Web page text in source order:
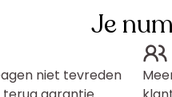
Je
niet tevreden